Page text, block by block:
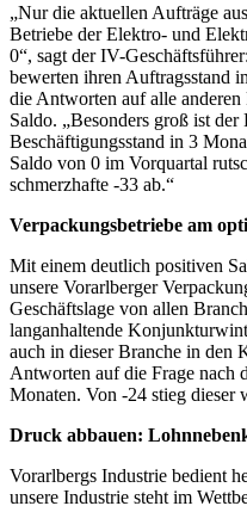
„Nur die aktuellen Aufträge
Betriebe der Elektro- und
0“, sagt der IV-
bewerten ihren Auftragsstand
die Antworten auf alle anderen
Saldo. „Besonders groß ist
Beschäftigungsstand in 3
Saldo von 0 im Vorquartal
schmerzhafte -33 ab.“
Verpackungsbetriebe am
Mit einem deutlich positiven
unsere Vorarlberger
Geschäftslage von allen
langanhaltende
auch in dieser Branche in den
Antworten auf die Frage nach
Monaten. Von -24 stieg dieser
Druck abbauen:
Vorarlbergs Industrie bedient
unsere Industrie steht im